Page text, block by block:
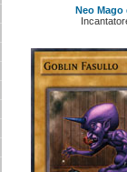
Neo